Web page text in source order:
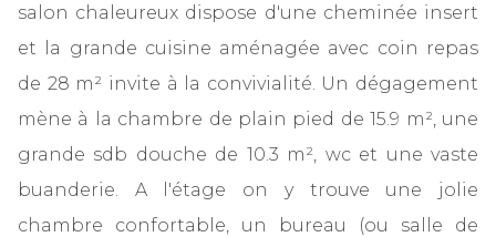
salon chaleureux dispose d'une cheminée insert
et la grande cuisine aménagée avec coin repas
de 28 m² invite à la convivialité. Un dégagement
mène à la chambre de plain pied de 15.9 m², une
grande sdb douche de 10.3 m², wc et une vaste
buanderie. A l'étage on y trouve une jolie
chambre confortable, un bureau (ou salle de